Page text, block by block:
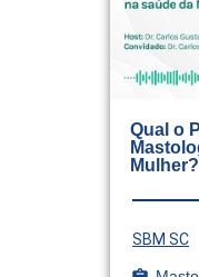
Qual o
Mulher?
SBM SC